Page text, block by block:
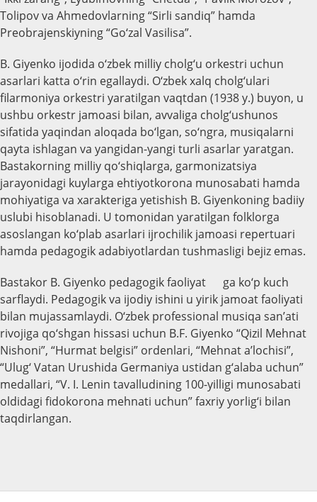
Tolipov va Ahmedovlarning “Sirli sandiq” hamda
Preobrajenskiyning “Go‘zal Vasilisa”.
B. Giyenko ijodida o‘zbek milliy cholg‘u orkestri uchun
asarlari katta o‘rin egallaydi. O‘zbek xalq cholg‘ulari
filarmoniya orkestri yaratilgan vaqtdan (1938 y.) buyon, u
ushbu orkestr jamoasi bilan, avvaliga cholg‘ushunos
sifatida yaqindan aloqada bo‘lgan, so‘ngra, musiqalarni
qayta ishlagan va yangidan-yangi turli asarlar yaratgan.
Bastakorning milliy qo‘shiqlarga, garmonizatsiya
jarayonidagi kuylarga ehtiyotkorona munosabati hamda
mohiyatiga va xarakteriga yetishish B. Giyenkoning badiiy
uslubi hisoblanadi. U tomonidan yaratilgan folklorga
asoslangan ko‘plab asarlari ijrochilik jamoasi repertuari
hamda pedagogik adabiyotlardan tushmasligi bejiz emas.
Bastakor B. Giyenko pedagogik faoliyat ga ko‘p kuch
sarflaydi. Pedagogik va ijodiy ishini u yirik jamoat faoliyati
bilan mujassamlaydi. O‘zbek professional musiqa san’ati
rivojiga qo‘shgan hissasi uchun B.F. Giyenko “Qizil Mehnat
Nishoni”, “Hurmat belgisi” ordenlari, “Mehnat a’lochisi”,
“Ulug‘ Vatan Urushida Germaniya ustidan g‘alaba uchun”
medallari, “V. I. Lenin tavalludining 100-yilligi munosabati
oldidagi fidokorona mehnati uchun” faxriy yorlig‘i bilan
taqdirlangan.